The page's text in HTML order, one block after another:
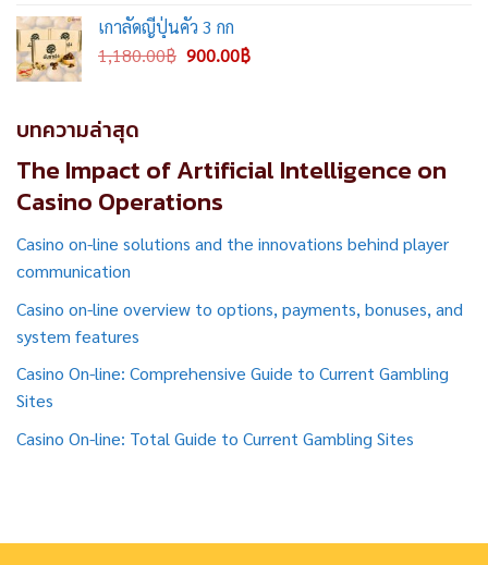
was:
360.00฿.
เกาลัดญี่ปุ่นคั่ว 3 กก
1,180.00฿ Original
900.00฿Current
บทความล่าสุด
The Impact of Artificial Intelligence on
Casino Operations
Casino on-line solutions and the innovations behind player
communication
Casino on-line overview to options, payments, bonuses, and
system features
Casino On-line: Comprehensive Guide to Current Gambling
Sites
Casino On-line: Total Guide to Current Gambling Sites